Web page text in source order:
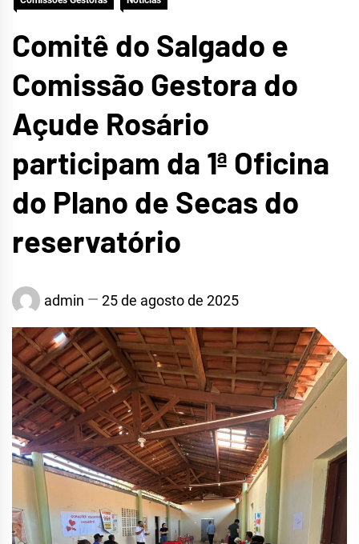
Comitê do Salgado e
Comissão Gestora do
Açude Rosário
participam da 1ª Oficina
do Plano de Secas do
reservatório
admin 25 de agosto de 2025